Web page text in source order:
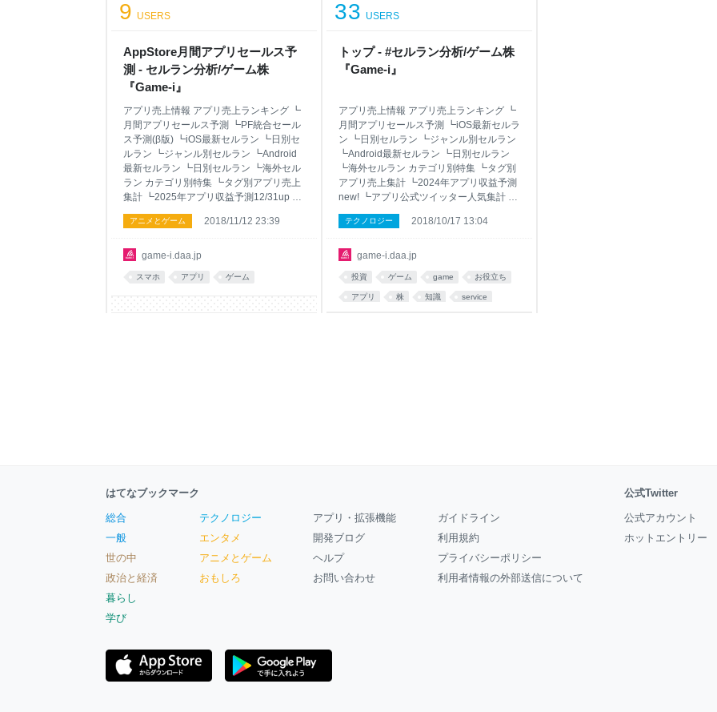
株価 予定/実績 ┗直近の決算予定 ┗イベ
ドリカレンダーnew! ┗売上予測・決算実
額 ┗アプリ売上合計 ┗アプリ売上前月比
判断材料 ┗ゲーム関連株の手引き ┗ゲー
セク株テ
AppStore月間アプリセールス予
測 - セルラン分析/ゲーム株
『Game-i』
9 USERS
game-i.daa.jp
アプリ売上情報 アプリ売上ランキング ┗
月間アプリセールス予測 ┗PF統合セール
ス予測(β版) ┗iOS最新セルラン ┗日別セ
ルラン ┗ジャンル別セルラン ┗Android
最新セルラン ┗日別セルラン ┗海外セル
ラン カテゴリ別特集 ┗タグ別アプリ売上
集計 ┗2025年アプリ収益予測12/31up ┗
アプリ公式ツイッター人気集計 ┗人気ア
プリガチャ別売上分析 ┗歴代セルラン総
リ配信情報 ┗無料人気ランキング ┗アプ
リニュース5/28up ↑ ゲーム株情報 最新株
アニメとゲーム 2018/11/12 23:39
スマホ アプリ ゲーム
トップ - #セルラン分析/ゲーム株
『Game-i』
33 USERS
game-i.daa.jp
アプリ売上情報 アプリ売上ランキング ┗
月間アプリセールス予測 ┗iOS最新セルラ
ン ┗日別セルラン ┗ジャンル別セルラン
┗Android最新セルラン ┗日別セルラン
┗海外セルラン カテゴリ別特集 ┗タグ別
アプリ売上集計 ┗2024年アプリ収益予測
new! ┗アプリ公式ツイッター人気集計 ┗
人気アプリガチャ別売上分析 ┗歴代セル
ラン総合1位記録 ┗★フォローアプリ集計
アプリサービス終了分析 ┗セルラン上位
新株価 ┗前週比ランキング ┗前月比ラン
キング ┗逆張りランキング ┗ゲーセク平
テクノロジー 2018/10/17 13:04
投資 ゲーム game お役立ち
アプリ 株 知識 service
はてなブックマーク
総合
一般
世の中
政治と経済
暮らし
学び
テクノロジー
エンタメ
アニメとゲーム
おもしろ
アプリ・拡張機能
開発ブログ
ヘルプ
お問い合わせ
ガイドライン
利用規約
プライバシーポリシー
利用者情報の外部送信について
公式Twitter
公式アカウント
ホットエントリー